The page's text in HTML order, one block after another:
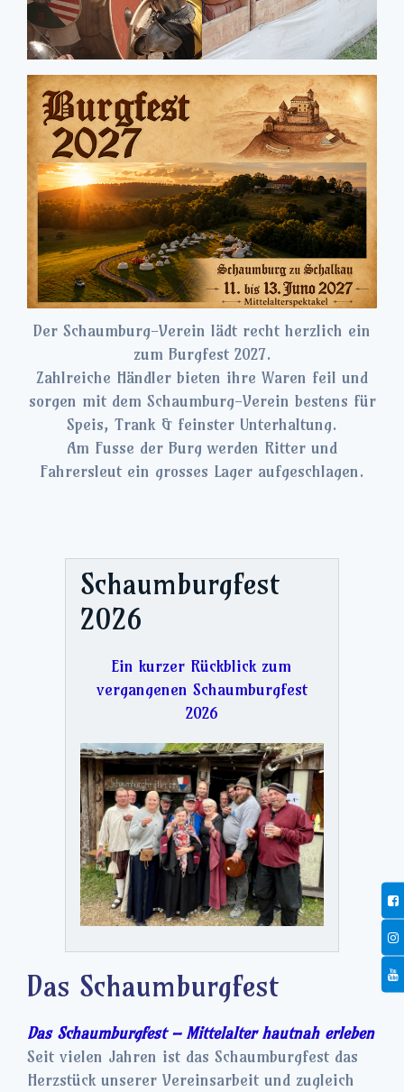
Der Schaumburg-Verein lädt recht herzlich ein
zum Burgfest 2027.
Zahlreiche Händler bieten ihre Waren feil und
sorgen mit dem Schaumburg-Verein bestens für
Speis, Trank & feinster Unterhaltung.
Am Fusse der Burg werden Ritter und
Fahrersleut ein grosses Lager aufgeschlagen.
Schaumburgfest
2026
Ein kurzer Rückblick zum
vergangenen Schaumburgfest
2026
Das Schaumburgfest
Das Schaumburgfest – Mittelalter hautnah erleben
Seit vielen Jahren ist das Schaumburgfest das
Herzstück unserer Vereinsarbeit und zugleich